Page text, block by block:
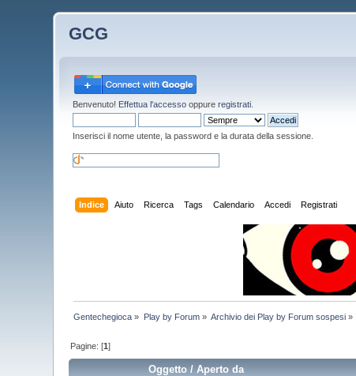
GCG
Benvenuto! Effettua l'accesso oppureregistrati
Inserisci il nome utente, la password e la durata della sessione.
Indice Aiuto Ricerca Tags Calendario Accedi Registrati
Gentechegioca » Play by Forum» Archivio dei Play by Forum sospesi »
Pagine: [1]
Oggetto /Aperto da